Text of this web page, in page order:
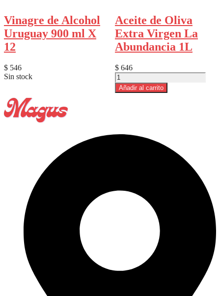
Girasol
Basso
1L
(et.
cantidad
PACK
X
12
cantidad
Vinagre de Alcohol
Uruguay 900 ml X
12
$ 546
Sin stock
Aceite de Oliva
Extra Virgen La
Abundancia 1L
$ 646
Aceite
de
Oliva
Añadir al carrito